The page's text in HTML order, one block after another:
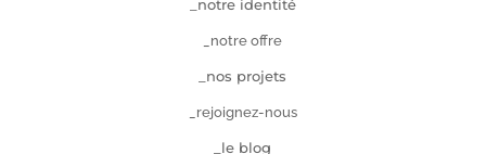
_notre identité
_notre offre
_nos projets
_rejoignez-nous
_le blog